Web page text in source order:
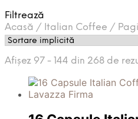
Filtrează
Acasă / Italian Coffee /
Afișez 97 - 144 din 268 de